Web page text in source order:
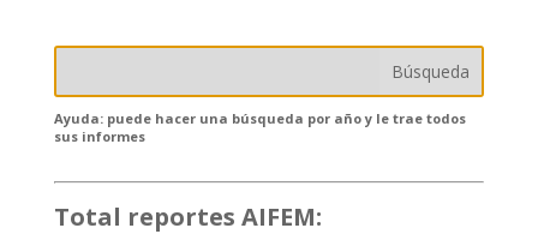
Ayuda: puede hacer una búsqueda por año y le trae todos
sus informes
Total reportes AIFEM: